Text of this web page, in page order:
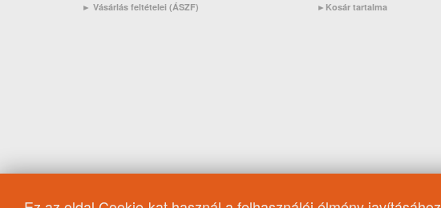
► Vásárlás feltételei (ÁSZF)
► Kosár tartalma